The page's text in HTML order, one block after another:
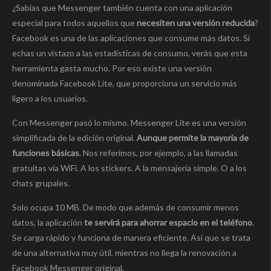
¿Sabías que Messenger también cuenta con una aplicación
especial para todos aquellos quenecesiten una versión reducida?
Facebook es una de las aplicaciones que consume más datos. Si
echas un vistazo a las estadísticas de consumo, verás que esta
herramienta gasta mucho. Por eso existe una versión
denominada Facebook Lite, que proporciona un servicio más
ligero a los usuarios.
Con Messenger pasó lo mismo. Messenger Lite es una versión
simplificada de la edición original.Aunque permite la mayoría de
funciones básicas. Nos referimos, por ejemplo, a las llamadas
gratuitas vía WiFi. A los stickers. A la mensajería simple. O a los
chats grupales.
Solo ocupa 10 MB. De modo que además de consumir menos
datos, la aplicación te servirá para ahorrar espacio en el teléfono.
Se carga rápido y funciona de manera eficiente. Así que se trata
de una alternativa muy útil, mientras no llega la renovación a
Facebook Messenger original.